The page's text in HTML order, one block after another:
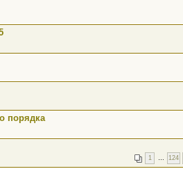
порядка
1 … 124